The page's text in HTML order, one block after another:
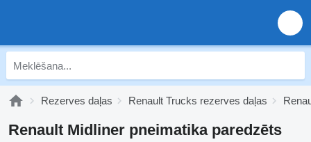
Rezerves daļas Renault Trucks rezerves daļas
Renault Midliner pneimatika paredzēts